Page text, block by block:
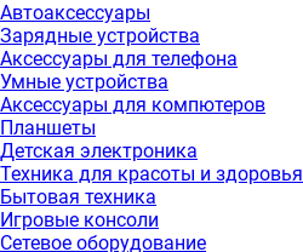
Автоаксессуары
Зарядные устройства
Аксессуары для телефона
Умные устройства
Аксессуары для компютеров
Планшеты
Детская электроника
Техника для красоты и здоровья
Бытовая техника
Игровые консоли
Сетевое оборудование